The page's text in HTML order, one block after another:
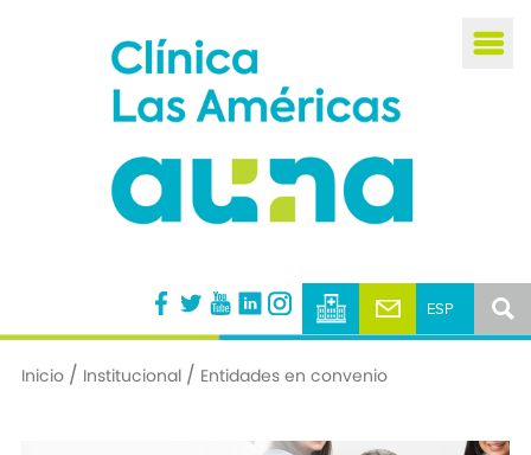
Inicio/ Institucional/ Entidades en convenio